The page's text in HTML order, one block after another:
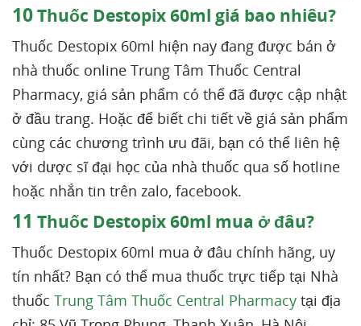
10Thuốc Destopix 60ml giá bao nhiêu?
Thuốc Destopix 60ml hiện nay đang được bán ở
nhà thuốc online Trung Tâm Thuốc Central
Pharmacy, giá sản phẩm có thể đã được cập nhật
ở đầu trang. Hoặc để biết chi tiết về giá sản phẩm
cùng các chương trình ưu đãi, bạn có thể liên hệ
với dược sĩ đại học của nhà thuốc qua số hotline
hoặc nhắn tin trên zalo, facebook.
11 Thuốc Destopix 60ml mua ở đâu?
Thuốc Destopix 60ml mua ở đâu chính hãng, uy
tín nhất? Bạn có thể mua thuốc trực tiếp tại Nhà
thuốc Trung Tâm Thuốc Central Pharmacy tại địa